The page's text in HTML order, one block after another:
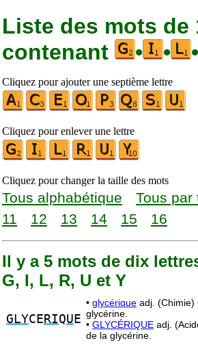
Liste des mots de
contenant
• • •
Cliquez pour ajouter une septième lettre
Cliquez pour enlever une lettre
Cliquez pour changer la taille des mots
Tous alphabétique Tous par
11
12 13 14 15 16
Il y a 5 mots de dix
G, I, L, R, U et Y
GLYCE RIQU E
• glycérique adj. (Chimie)
glycérine.
• GLYCÉRIQUE adj.
de la glycérine.